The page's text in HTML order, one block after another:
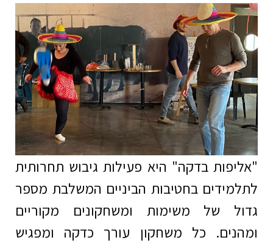
"אליפות בדקה" היא פעילות גיבוש תחרותית
לתלמידים בחטיבות הביניים המשלבת מספר
גדול של משימות ומשחקונים מקוריים
ומהנים. כל משחקון עורך כדקה ומפגיש